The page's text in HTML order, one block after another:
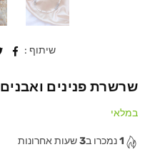
שיתוף :
שרשרת פנינים ואבנים
במלאי
1נמכרו ב3שעות אחרונות